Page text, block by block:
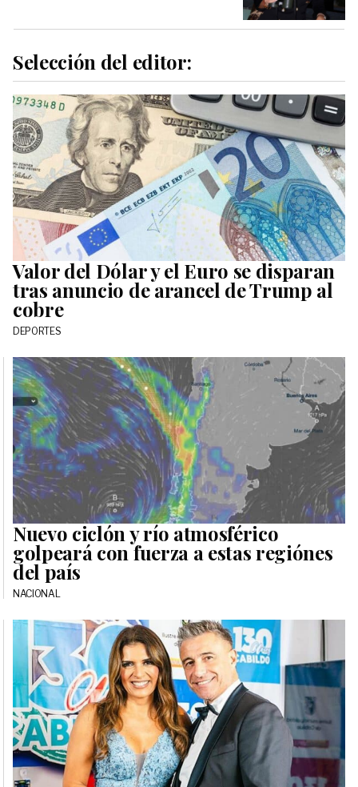
Selección del editor:
Valor del Dólar y el Euro se disparan
tras anuncio de arancel de Trump al
cobre
DEPORTES
Nuevo ciclón y río atmosférico
golpeará con fuerza a estas regiónes
del país
NACIONAL